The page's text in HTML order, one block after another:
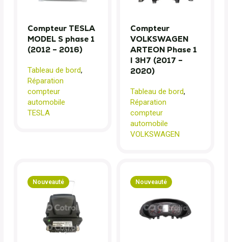
Compteur TESLA
MODEL S phase 1
(2012 – 2016)
Tableau de bord,
Réparation
compteur
automobile
TESLA
Compteur
VOLKSWAGEN
ARTEON Phase 1
I 3H7 (2017 –
2020)
Tableau de bord,
Réparation
compteur
automobile
VOLKSWAGEN
Nouveauté Nouveauté